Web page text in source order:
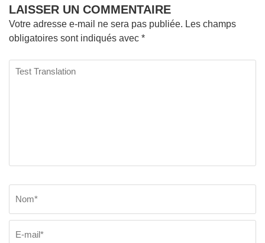
LAISSER UN COMMENTAIRE
Votre adresse e-mail ne sera pas publiée. Les champs
obligatoires sont indiqués avec *
Test